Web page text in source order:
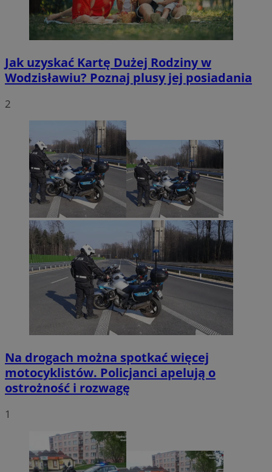
Jak uzyskać Kartę Dużej Rodziny w
Wodzisławiu? Poznaj plusy jej posiadania
2
Na drogach można spotkać więcej
motocyklistów. Policjanci apelują o
ostrożność i rozwagę
1